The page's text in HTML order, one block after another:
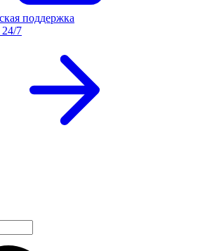
поддержка
24/7